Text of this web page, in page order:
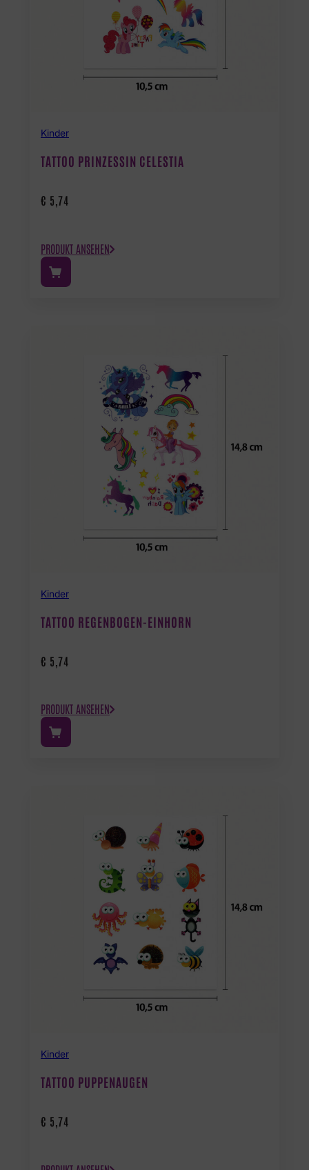
Kinder
TATTOO PRINZESSIN CELESTIA
€ 5,74
PRODUKT ANSEHEN
Kinder
TATTOO REGENBOGEN-EINHORN
€ 5,74
PRODUKT ANSEHEN
Kinder
TATTOO PUPPENAUGEN
€ 5,74